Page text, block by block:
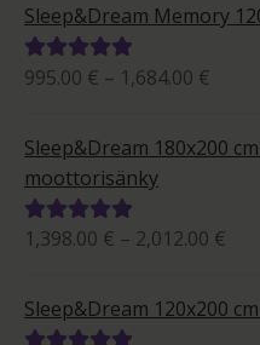
Sleep&Dream Memory
Arvostelu
995.00 € – 1,684.00 €
-
Sleep&Dream 180x200
moottorisänky
Arvostelu
5.00
/ 5
1,398.00 € – 2,012.00 €
-
Sleep&Dream 120x200